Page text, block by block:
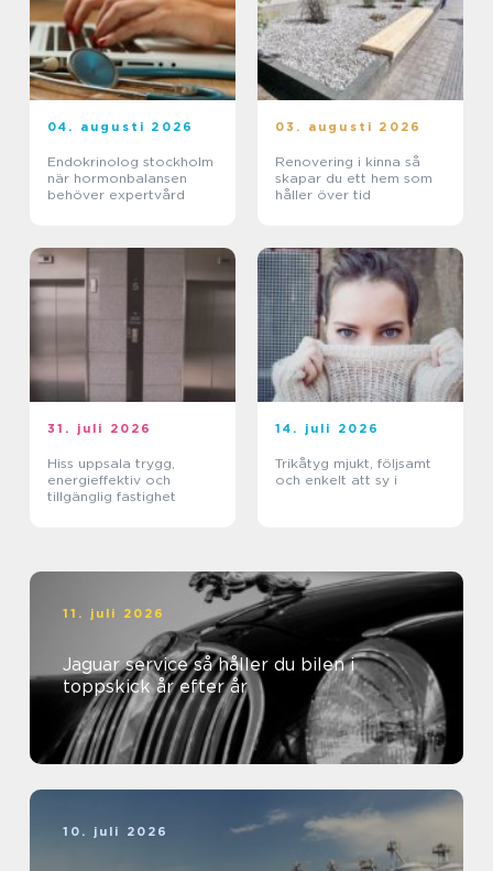
04. augusti 2026
Endokrinolog stockholm
när hormonbalansen
behöver expertvård
03. augusti 2026
Renovering i kinna så
skapar du ett hem som
håller över tid
31. juli 2026
Hiss uppsala trygg,
energieffektiv och
tillgänglig fastighet
14. juli 2026
Trikåtyg mjukt, följsamt
och enkelt att sy i
11. juli 2026
Jaguar service så håller du bilen i
toppskick år efter år
10. juli 2026